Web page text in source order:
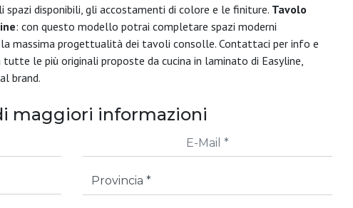
spazi disponibili, gli accostamenti di colore e le finiture. Tavolo
: con questo modello potrai completare spazi moderni
massima progettualità dei tavoli consolle. Contattaci per info e
le più originali proposte da cucina in laminato di Easyline,
brand.
maggiori informazioni